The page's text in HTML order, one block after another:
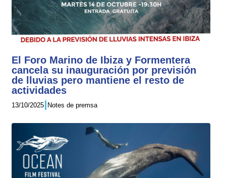
El Foro Marino de Ibiza y Formentera
cancela su inauguración por previsión
de lluvias pero mantiene el resto de
actividades
13/10/2025 Notes de premsa